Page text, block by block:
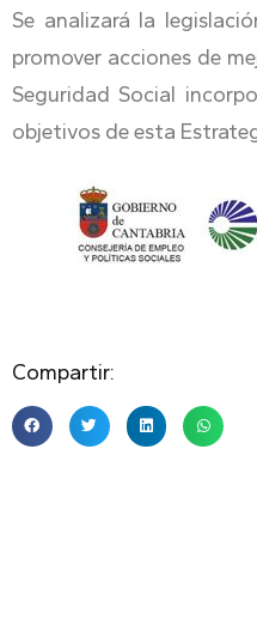
Se analizará la
promover acciones de
Seguridad Social
objetivos de esta
Compartir: